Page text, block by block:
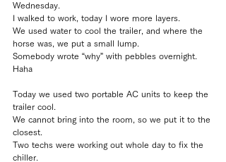
Wednesday.
I walked to work, today I wore more layers.
We used water to cool the trailer, and where the
horse was, we put a small lump.
Somebody wrote “why” with pebbles overnight.
Haha
Today we used two portable AC units to keep the
trailer cool.
We cannot bring into the room, so we put it to the
closest.
Two techs were working out whole day to fix the
chiller.